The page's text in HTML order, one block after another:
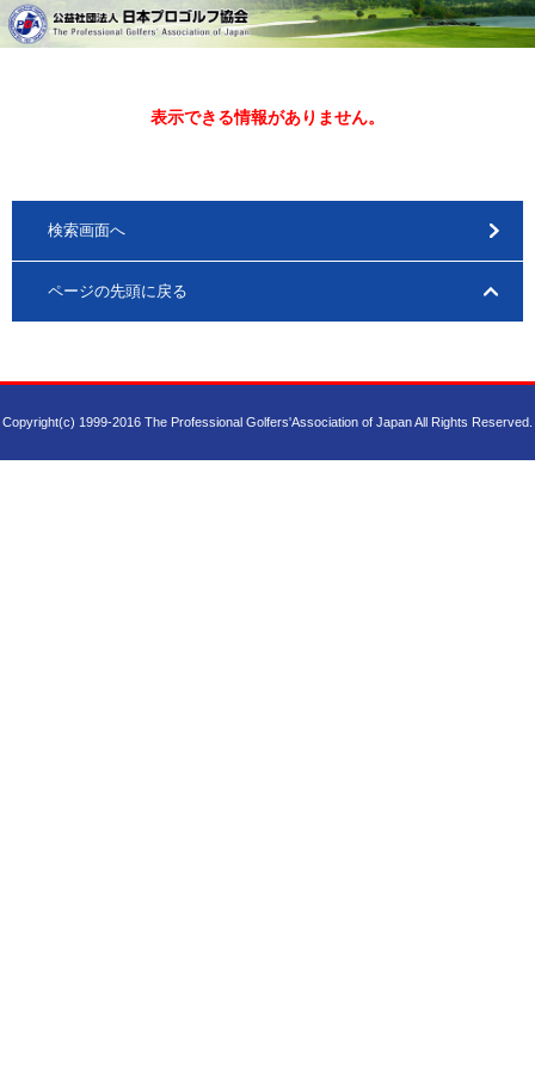
表示できる情報がありません。
検索画面へ
ページの先頭に戻る
Copyright(c) 1999-2016 The Professional Golfers'Association of Japan All Rights Reserved.